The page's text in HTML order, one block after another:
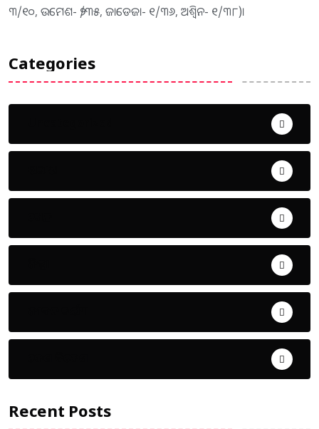
୩/୧୦, ଉମେଶ- ୨/୩୫, ଜାଡେଜା- ୧/୩୬, ଅଶ୍ୱିନ- ୧/୩୮)।
Categories
Recent Posts